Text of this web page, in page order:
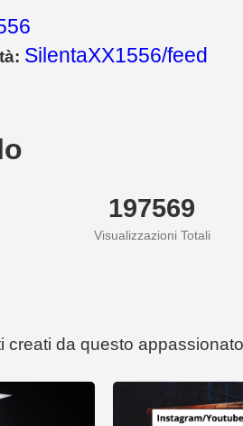
SilentaXX1556/feed
197569
Visualizzazioni Totali
creati da questo appassionato